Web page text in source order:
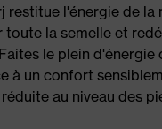
restitue l'énergie de la
toute la semelle et
le plein d'énergie
à un confort
au niveau des